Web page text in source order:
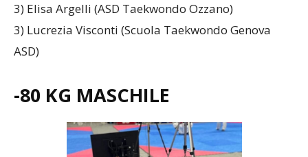
3) Elisa Argelli (ASD Taekwondo Ozzano)
3) Lucrezia Visconti (Scuola Taekwondo Genova
ASD)
-80 KG MASCHILE